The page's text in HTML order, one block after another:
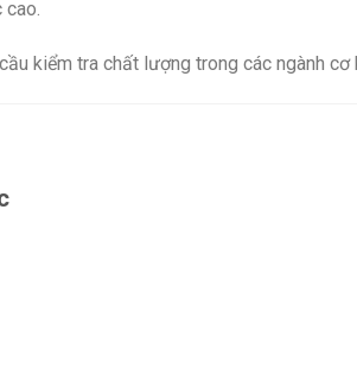
cao.
kiểm tra chất lượng trong các ngành